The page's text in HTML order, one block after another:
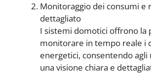
Monitoraggio dei consumi e
dettagliato
I sistemi domotici offrono la
monitorare in tempo reale i
energetici, consentendo agli
una visione chiara e